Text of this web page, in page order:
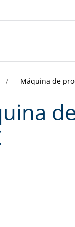
Máquina de